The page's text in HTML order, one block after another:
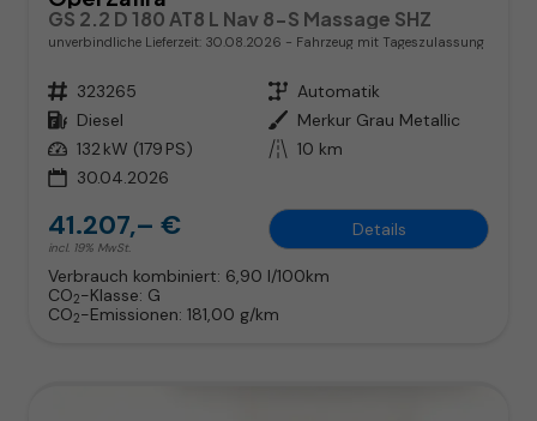
GS 2.2 D 180 AT8 L Nav 8-S Massage SHZ
unverbindliche Lieferzeit: 30.08.2026 Fahrzeug mit Tageszulassung
Fahrzeugnr. 323265 Getriebe Automatik
Kraftstoff Diesel Außenfarbe Merkur Grau Metallic
Leistung 132 kW (179 PS) Kilometerstand 10 km
30.04.2026
41.207,– €
incl. 19% MwSt.
Details
Verbrauch kombiniert: 6,90 l/100km
CO2-Klasse: G
CO2-Emissionen: 181,00 g/km